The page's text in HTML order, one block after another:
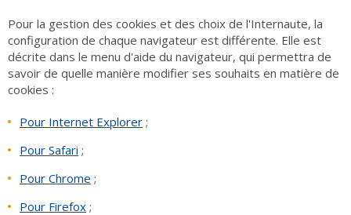
Pour la gestion des cookies et des choix de l'Internaute, la
configuration de chaque navigateur est différente. Elle est
décrite dans le menu d'aide du navigateur, qui permettra de
savoir de quelle manière modifier ses souhaits en matière de
cookies :
Pour Internet Explorer ;
Pour Safari ;
Pour Chrome ;
Pour Firefox ;